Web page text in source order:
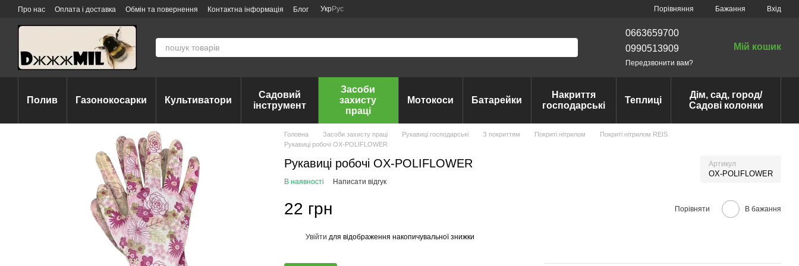
Перейти до основного контенту
Про нас Оплата і доставка Обмін та повернення Контактна інформація Блог УкрРус Порівняння Бажання Вхід
0663659700
0990513909
Передзвонити вам?
Мій кошик
Полив Газонокосарки Культиватори
Садовий
інструмент
Засоби
захисту
праці
Мотокоси Батарейки
Накриття
господарські
Теплиці
Дім, сад, город/
Садові колонки
Головна Засоби захисту праці Рукавиці господарські З покриттям Покриті нітрилом
Покриті нітрилом REIS
Рукавиці робочі OX-POLIFLOWER
Рукавиці робочі OX-POLIFLOWER Артикул
OX-POLIFLOWER
В наявності Написати відгук
22 грн Порівняти В бажання
Увійти для відображення накопичувальної знижки